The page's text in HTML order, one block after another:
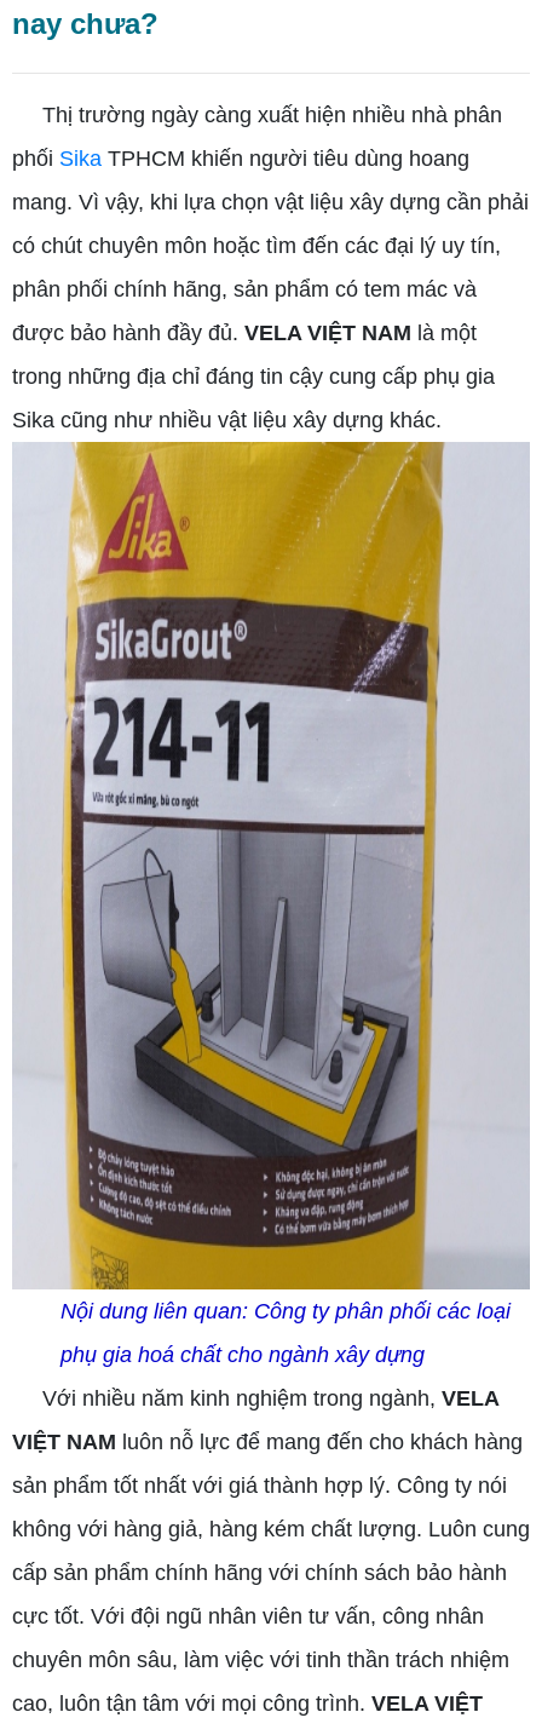
nay chưa?
Thị trường ngày càng xuất hiện nhiều nhà phân
phối Sika TPHCM khiến người tiêu dùng hoang
mang. Vì vậy, khi lựa chọn vật liệu xây dựng cần phải
có chút chuyên môn hoặc tìm đến các đại lý uy tín,
phân phối chính hãng, sản phẩm có tem mác và
được bảo hành đầy đủ. VELA VIỆT NAM là một
trong những địa chỉ đáng tin cậy cung cấp phụ gia
Sika cũng như nhiều vật liệu xây dựng khác.
Nội dung liên quan: Công ty phân phối các loại
phụ gia hoá chất cho ngành xây dựng
Với nhiều năm kinh nghiệm trong ngành, VELA
VIỆT NAM luôn nỗ lực để mang đến cho khách hàng
sản phẩm tốt nhất với giá thành hợp lý. Công ty nói
không với hàng giả, hàng kém chất lượng. Luôn cung
cấp sản phẩm chính hãng với chính sách bảo hành
cực tốt. Với đội ngũ nhân viên tư vấn, công nhân
chuyên môn sâu, làm việc với tinh thần trách nhiệm
cao, luôn tận tâm với mọi công trình. VELA VIỆT